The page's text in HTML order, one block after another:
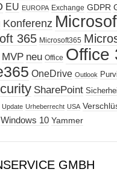
EU EUROPA Exchange GDPR
Konferenz
365 Microsoft365
MVP neu Office Office
OneDrive Outlook
SharePoint
Update Urheberrecht USA
Windows 10 Yammer
GMBH